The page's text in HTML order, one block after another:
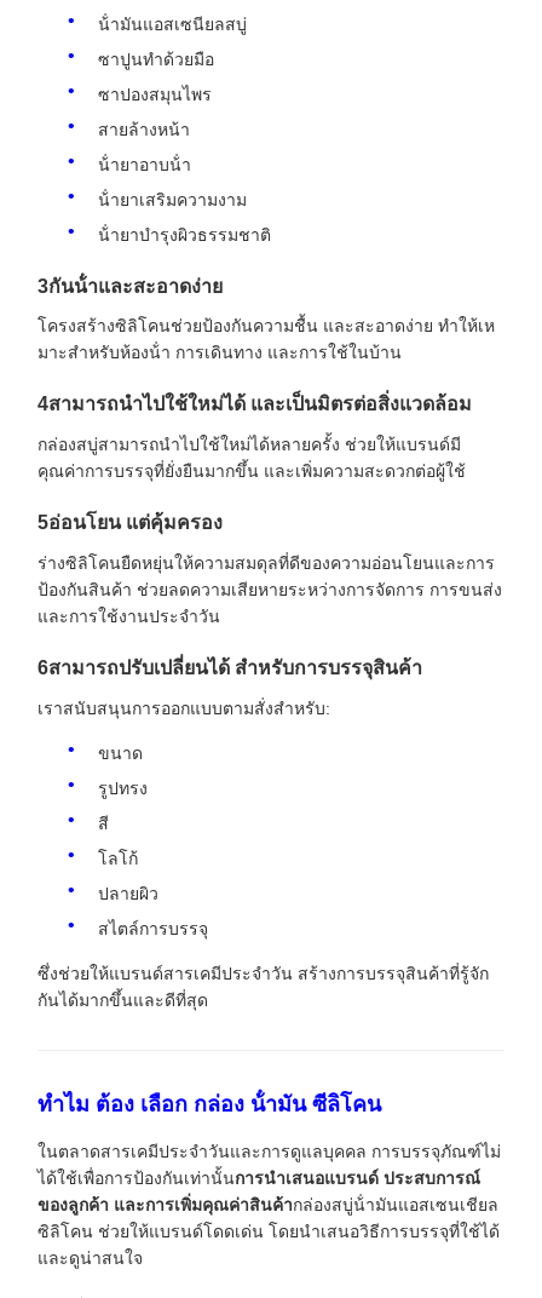
น้ํามันแอสเซนียลสบู่
ซาปูนทําด้วยมือ
ซาปองสมุนไพร
สายล้างหน้า
น้ํายาอาบน้ํา
น้ํายาเสริมความงาม
น้ํายาบํารุงผิวธรรมชาติ
3กันน้ําและสะอาดง่าย
โครงสร้างซิลิโคนช่วยป้องกันความชื้น และสะอาดง่าย ทําให้เห
มาะสําหรับห้องน้ํา การเดินทาง และการใช้ในบ้าน
4สามารถนําไปใช้ใหม่ได้ และเป็นมิตรต่อสิ่งแวดล้อม
กล่องสบู่สามารถนําไปใช้ใหม่ได้หลายครั้ง ช่วยให้แบรนด์มี
คุณค่าการบรรจุที่ยั่งยืนมากขึ้น และเพิ่มความสะดวกต่อผู้ใช้
5อ่อนโยน แต่คุ้มครอง
ร่างซิลิโคนยืดหยุ่นให้ความสมดุลที่ดีของความอ่อนโยนและการ
ป้องกันสินค้า ช่วยลดความเสียหายระหว่างการจัดการ การขนส่ง
และการใช้งานประจําวัน
6สามารถปรับเปลี่ยนได้ สําหรับการบรรจุสินค้า
เราสนับสนุนการออกแบบตามสั่งสําหรับ:
ขนาด
รูปทรง
สี
โลโก้
ปลายผิว
สไตล์การบรรจุ
ซึ่งช่วยให้แบรนด์สารเคมีประจําวัน สร้างการบรรจุสินค้าที่รู้จัก
กันได้มากขึ้นและดีที่สุด
ทําไม ต้อง เลือก กล่อง น้ํามัน ซีลิโคน
ในตลาดสารเคมีประจําวันและการดูแลบุคคล การบรรจุภัณฑ์ไม่
ได้ใช้เพื่อการป้องกันเท่านั้นการนําเสนอแบรนด์ ประสบการณ์
ของลูกค้า และการเพิ่มคุณค่าสินค้ากล่องสบู่น้ํามันแอสเซนเชียล
ซิลิโคน ช่วยให้แบรนด์โดดเด่น โดยนําเสนอวิธีการบรรจุที่ใช้ได้
และดูน่าสนใจ